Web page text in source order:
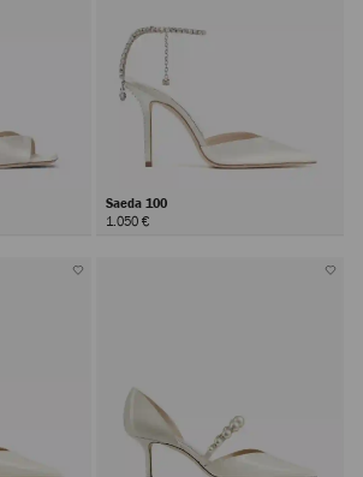
Saeda 100
1.050 €